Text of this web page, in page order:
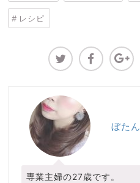
レシピ
ぼたん
専業主婦の27歳です。